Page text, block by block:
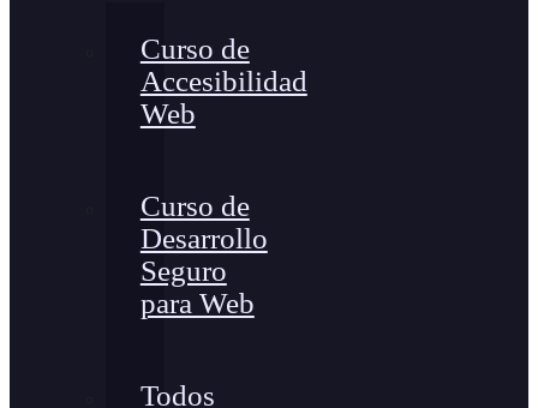
Curso de
Accesibilidad
Web
Curso de
Desarrollo
Seguro
para Web
Todos